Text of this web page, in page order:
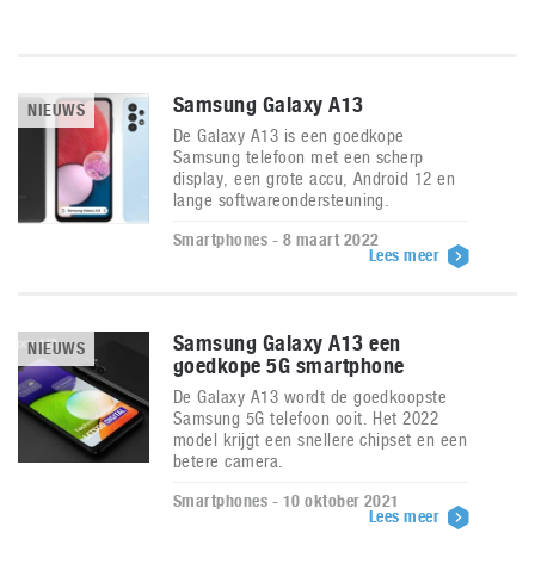
NIEUWS Samsung Galaxy A13
De Galaxy A13 is een goedkope
Samsung telefoon met een scherp
display, een grote accu, Android 12 en
lange softwareondersteuning.
Smartphones - 8 maart 2022
Lees meer
NIEUWS
Samsung Galaxy A13 een
goedkope 5G smartphone
De Galaxy A13 wordt de goedkoopste
Samsung 5G telefoon ooit. Het 2022
model krijgt een snellere chipset en een
betere camera.
Smartphones - 10 oktober 2021
Lees meer